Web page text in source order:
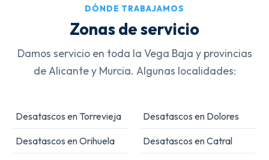
DÓNDE TRABAJAMOS
Zonas de servicio
Damos servicio en toda la Vega Baja y provincias
de Alicante y Murcia. Algunas localidades:
Desatascos en Torrevieja
Desatascos en Orihuela
Desatascos en Dolores
Desatascos en Catral